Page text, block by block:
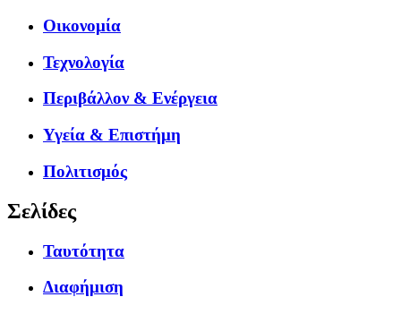
Οικονομία
Τεχνολογία
Περιβάλλον & Ενέργεια
Υγεία & Επιστήμη
Πολιτισμός
Σελίδες
Ταυτότητα
Διαφήμιση